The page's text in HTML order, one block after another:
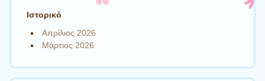
Ιστορικό
Απρίλιος 2026
Μάρτιος 2026